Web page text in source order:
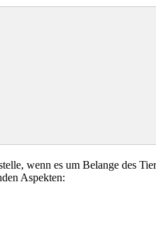
wenn es um Belange des
Aspekten: